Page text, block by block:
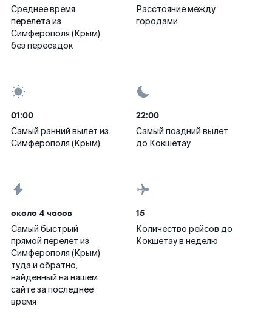
Среднее время
перелета из
Симферополя (Крым)
без пересадок
Расстояние между
городами
01:00
Самый ранний вылет из
Симферополя (Крым)
22:00
Самый поздний вылет
до Кокшетау
около 4 часов
Самый быстрый
прямой перелет из
Симферополя (Крым)
туда и обратно,
найденный на нашем
сайте за последнее
время
15
Количество рейсов до
Кокшетау в неделю